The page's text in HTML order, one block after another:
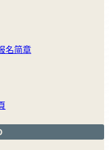
名简章